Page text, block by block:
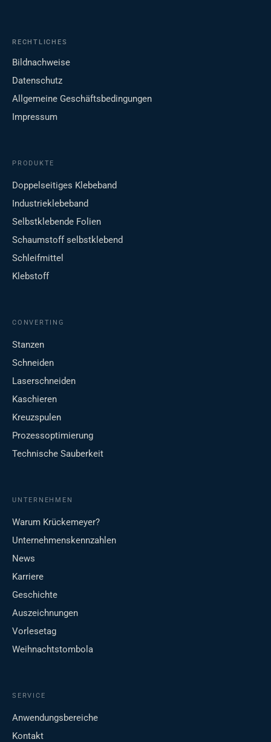
RECHTLICHES
Bildnachweise
Datenschutz
Allgemeine Geschäftsbedingungen
Impressum
PRODUKTE
Doppelseitiges Klebeband
Industrieklebeband
Selbstklebende Folien
Schaumstoff selbstklebend
Schleifmittel
Klebstoff
CONVERTING
Stanzen
Schneiden
Laserschneiden
Kaschieren
Kreuzspulen
Prozessoptimierung
Technische Sauberkeit
UNTERNEHMEN
Warum Krückemeyer?
Unternehmenskennzahlen
News
Karriere
Geschichte
Auszeichnungen
Vorlesetag
Weihnachtstombola
SERVICE
Anwendungsbereiche
Kontakt